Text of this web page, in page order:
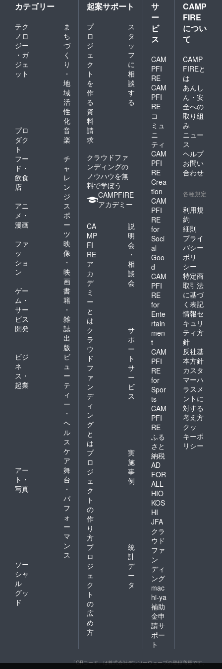
カテゴリー
テク
ノロ
ジー
・ガ
ジェ
ット
ま
ち
づ
く
り
・
地
域
活
性
化
プロ
ダク
ト
音
楽
フー
ド・
飲食
店
チ
ャ
レ
ン
ジ
アニ
メ・
漫画
ス
ポ
ー
ツ
ファ
ッ
ショ
ン
映
像
・
映
画
ゲー
ム・
サー
ビス
開発
書
籍
・
雑
誌
出
版
ビジ
ネ
ス・
起業
ビ
ュ
ー
テ
ィ
ー
・
ヘ
ル
ス
ケ
ア
アー
ト・
写真
舞
台
・
パ
フ
ォ
ー
マ
ン
ス
ソー
シャ
ル
グッ
ド
起案サポート
プ
ロ
ジ
ェ
ク
ト
を
作
る
ス
タ
ッ
フ
に
相
談
す
る
資
料
請
求
クラウドファ
ンディングの
ノウハウを無
料で学ぼう
CAMPFIRE
アカデミー
CA
MP
FI
RE
ア
カ
デ
ミ
ー
と
は
説
明
会
・
相
談
会
ク
ラ
ウ
ド
フ
ァ
ン
デ
ィ
ン
グ
と
は
サ
ポ
ー
ト
サ
ー
ビ
ス
プ
ロ
ジ
ェ
ク
ト
の
作
り
方
実
施
事
例
プ
ロ
ジ
ェ
ク
ト
の
広
め
方
統
計
デ
ー
タ
サ
ー
ビ
ス
CAM
PFI
RE
CAM
PFI
RE
コ
ミュ
ニ
ティ
CAM
PFI
RE
Crea
tion
CAM
PFI
RE
for
Soci
al
Goo
d
CAM
PFI
RE
for
Ente
rtain
men
t
CAM
PFI
RE
for
Spor
ts
CAM
PFI
RE
ふる
さと
納税
AD
FOR
ALL
HIO
KOS
HI
JFA
クラ
ウド
ファ
ン
ディ
ング
mac
hi-ya
補助
金申
請サ
ポー
ト
CAMP
FIRE
につい
て
CAMP
FIREと
は
あんし
ん・安
全への
取り組
み
ニュー
ス
ヘルプ
お問い
合わせ
各種規定
利用規
約
細則
プライ
バシー
ポリ
シー
特定商
取引法
に基づ
く表記
情報セ
キュリ
ティ方
針
反社基
本方針
カスタ
マーハ
ラスメ
ントに
対する
考え方
クッ
キーポ
リシー
「QRコード」は株式会社デンソーウェーブの登録商標です。